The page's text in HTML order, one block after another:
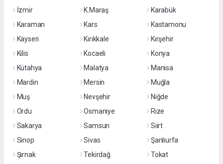
İzmir
K.Maraş
Karabük
Karaman
Kars
Kastamonu
Kayseri
Kırıkkale
Kırşehir
Kilis
Kocaeli
Konya
Kütahya
Malatya
Manisa
Mardin
Mersin
Muğla
Muş
Nevşehir
Niğde
Ordu
Osmaniye
Rize
Sakarya
Samsun
Siirt
Sinop
Sivas
Şanlıurfa
Şırnak
Tekirdağ Tokat